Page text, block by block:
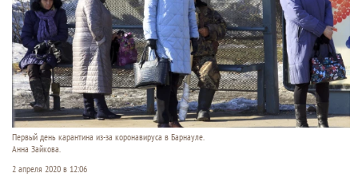
Первый день карантина из-за коронавируса в Барнауле.
Анна Зайкова.
2 апреля 2020 в 12:06